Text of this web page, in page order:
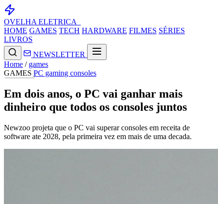
OVELHA ELETRICA_
HOME GAMES TECH HARDWARE FILMES SÉRIES
LIVROS
NEWSLETTER
Home / games
GAMES PC gaming consoles
Em dois anos, o PC vai ganhar mais
dinheiro que todos os consoles juntos
Newzoo projeta que o PC vai superar consoles em receita de
software ate 2028, pela primeira vez em mais de uma decada.